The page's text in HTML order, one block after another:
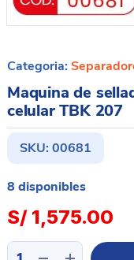
Categoria:
Maquina de
celular TBK 207
SKU: 00681
8 disponibles
S/ 1,575.00
Maquina